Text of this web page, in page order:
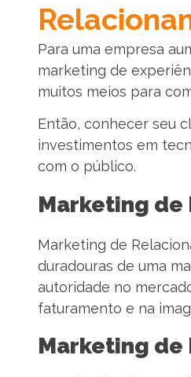
Para uma empresa
marketing de
muitos meios para
Então, conhecer seu
investimentos em
com o público.
Marketing de
Marketing de
duradouras de uma
autoridade no
faturamento e na
Marketing de